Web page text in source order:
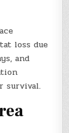
loss due
and
survival.